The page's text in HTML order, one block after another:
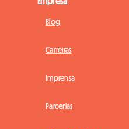
Blog
Carreiras
Imprensa
Parcerias